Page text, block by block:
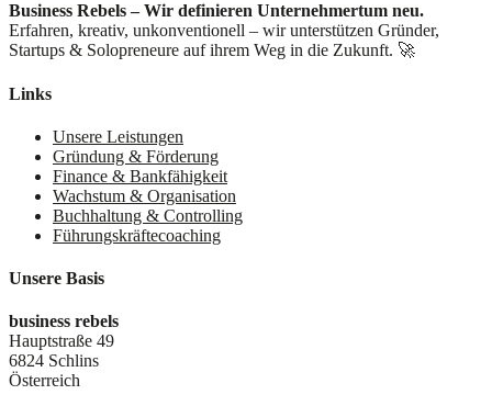
Business Rebels – Wir definieren Unternehmertum neu.
Erfahren, kreativ, unkonventionell – wir unterstützen Gründer,
Startups & Solopreneure auf ihrem Weg in die Zukunft. 🚀
Links
Unsere Leistungen
Gründung & Förderung
Finance & Bankfähigkeit
Wachstum & Organisation
Buchhaltung & Controlling
Führungskräftecoaching
Unsere Basis
business rebels
Hauptstraße 49
6824 Schlins
Österreich